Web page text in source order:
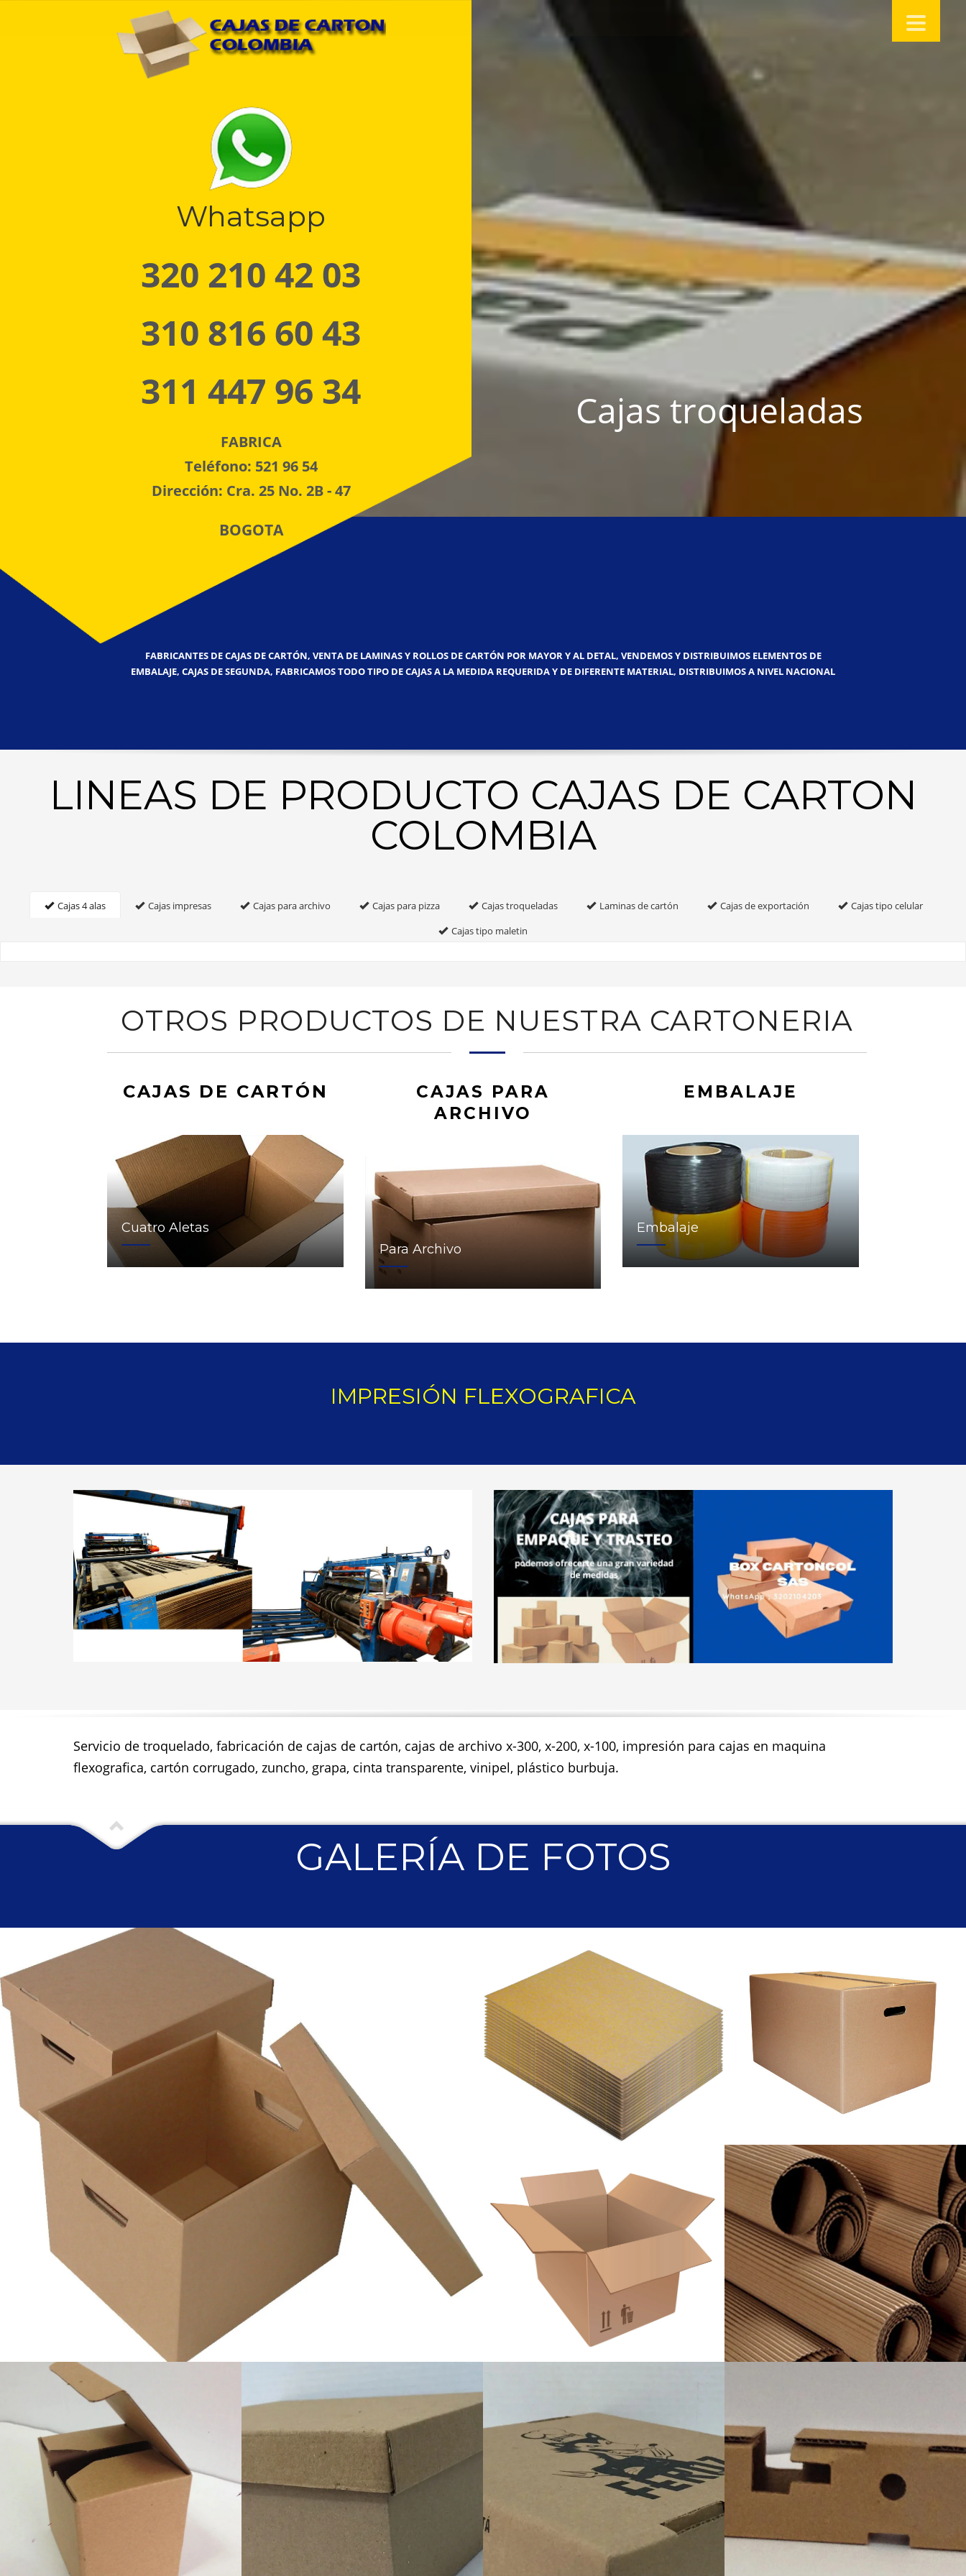
Whatsapp
320 210 42 03
310 816 60 43
311 447 96 34
FABRICA
Teléfono: 521 96 54
Dirección: Cra. 25 No. 2B - 47
BOGOTA
Cajas troqueladas
FABRICANTES DE CAJAS DE CARTÓN, VENTA DE LAMINAS Y ROLLOS DE CARTÓN POR MAYOR Y AL DETAL, VENDEMOS Y DISTRIBUIMOS ELEMENTOS DE
EMBALAJE, CAJAS DE SEGUNDA, FABRICAMOS TODO TIPO DE CAJAS A LA MEDIDA REQUERIDA Y DE DIFERENTE MATERIAL, DISTRIBUIMOS A NIVEL NACIONAL
LINEAS DE PRODUCTO CAJAS DE CARTON
COLOMBIA
Cajas 4 alas Cajas impresas Cajas para archivo Cajas para pizza Cajas troqueladas Laminas de cartón Cajas de exportación
Cajas tipo celular
Cajas tipo maletin
OTROS PRODUCTOS DE NUESTRA CARTONERIA
CAJAS DE CARTÓN
Cuatro Aletas
CAJAS PARA
ARCHIVO
Para Archivo
EMBALAJE
Embalaje
IMPRESIÓN FLEXOGRAFICA
Servicio de troquelado, fabricación de cajas de cartón, cajas de archivo x-300, x-200, x-100, impresión para cajas en maquina
flexografica, cartón corrugado, zuncho, grapa, cinta transparente, vinipel, plástico burbuja.
GALERÍA DE FOTOS